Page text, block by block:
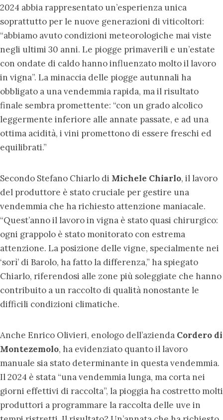
2024 abbia rappresentato un’esperienza unica
soprattutto per le nuove generazioni di viticoltori:
“abbiamo avuto condizioni meteorologiche mai viste
negli ultimi 30 anni. Le piogge primaverili e un’estate
con ondate di caldo hanno influenzato molto il lavoro
in vigna”. La minaccia delle piogge autunnali ha
obbligato a una vendemmia rapida, ma il risultato
finale sembra promettente: “con un grado alcolico
leggermente inferiore alle annate passate, e ad una
ottima acidità, i vini promettono di essere freschi ed
equilibrati.”
Secondo Stefano Chiarlo di Michele Chiarlo, il lavoro
del produttore è stato cruciale per gestire una
vendemmia che ha richiesto attenzione maniacale.
“Quest’anno il lavoro in vigna è stato quasi chirurgico:
ogni grappolo è stato monitorato con estrema
attenzione. La posizione delle vigne, specialmente nei
‘sorì’ di Barolo, ha fatto la differenza,” ha spiegato
Chiarlo, riferendosi alle zone più soleggiate che hanno
contribuito a un raccolto di qualità nonostante le
difficili condizioni climatiche.
Anche Enrico Olivieri, enologo dell’azienda Cordero di
Montezemolo, ha evidenziato quanto il lavoro
manuale sia stato determinante in questa vendemmia.
Il 2024 è stata “una vendemmia lunga, ma corta nei
giorni effettivi di raccolta”, la pioggia ha costretto molti
produttori a programmare la raccolta delle uve in